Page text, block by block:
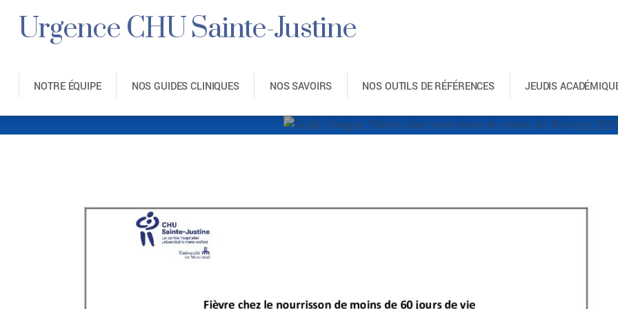
Urgence CHU Sainte-Justine
NOTRE ÉQUIPE NOS GUIDES CLINIQUES NOS SAVOIRS NOS OUTILS DE RÉFÉRENCES JEUDIS
jours_20250214